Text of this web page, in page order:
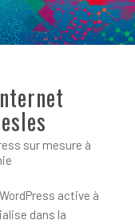
sur mesure à
active à
dans la